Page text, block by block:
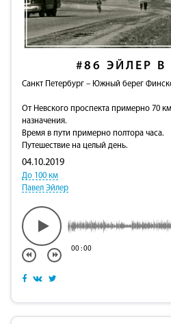
#86 ЭЙЛЕР В
Санкт Петербург – Южный берег
От Невского проспекта примерно 70
назначения.
Время в пути примерно полтора часа.
Путешествие на целый день.
04.10.2019
До 100 км
Павел Эйлер
00:00